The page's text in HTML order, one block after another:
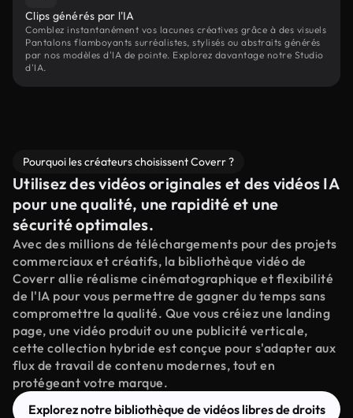
Clips générés par l'IA
Comblez instantanément vos lacunes créatives grâce à des visuels
Pantalons flamboyants surréalistes, stylisés ou abstraits générés
par nos modèles d'IA de pointe. Explorez davantage notre Studio
d'IA.
Pourquoi les créateurs choisissent Coverr ?
Utilisez des vidéos originales et des vidéos IA
pour une qualité, une rapidité et une
sécurité optimales.
Avec des millions de téléchargements pour des projets
commerciaux et créatifs, la bibliothèque vidéo de
Coverr allie réalisme cinématographique et flexibilité
de l'IA pour vous permettre de gagner du temps sans
compromettre la qualité. Que vous créiez une landing
page, une vidéo produit ou une publicité verticale,
cette collection hybride est conçue pour s'adapter aux
flux de travail de contenu modernes, tout en
protégeant votre marque.
Explorez notre bibliothèque de vidéos libres de droits